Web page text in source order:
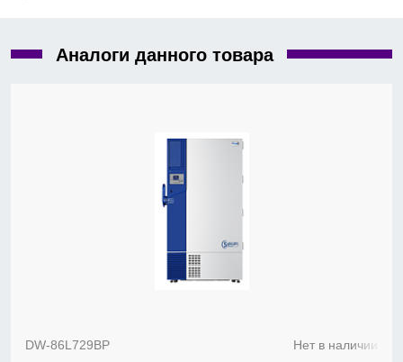
Аналоги данного товара
DW-86L729BP Нет в наличии